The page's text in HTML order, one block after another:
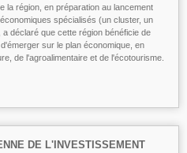
la région, en préparation au lancement
spécialisés (un cluster, un
déclaré que cette région bénéficie de
sur le plan économique, en
de l'agroalimentaire et de l'écotourisme.
DE L'INVESTISSEMENT